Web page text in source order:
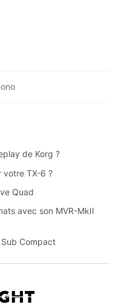
de Korg ?
votre TX-6 ?
Quad
avec son MVR-MkII
Compact